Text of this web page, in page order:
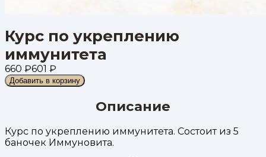
Курс по укреплению
иммунитета
660 ₽601 ₽
Добавить в корзину
Описание
Курс по укреплению иммунитета. Состоит из 5
баночек Иммуновита.